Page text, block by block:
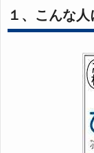
１、こんな